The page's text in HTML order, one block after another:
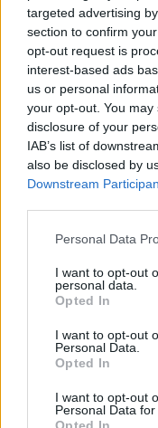
targeted advertising
section to confirm
opt-out request is
interest-based ads
us or personal
your opt-out. You
disclosure of your
IAB’s list of
also be disclosed by
Downstream
Please note that this
not limited to your
grant or deny
use your data for
consent section.
Personal Data
I want to opt-out
personal data.
Opted In
I want to opt-out
Personal Data.
Opted In
I want to opt-out
Personal Data for